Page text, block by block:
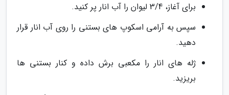
برای آغاز، 3/4 لیوان را آب انار پر کنید.
سپس به آرامی اسکوپ های بستنی را روی آب انار قرار
دهید.
ژله های انار را مکعبی برش داده و کنار بستنی ها
بریزید.